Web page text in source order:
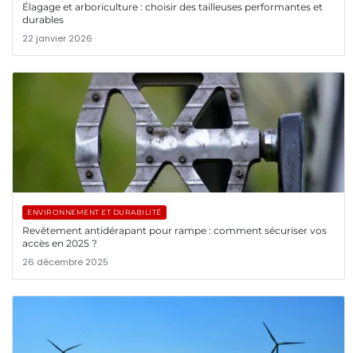
Élagage et arboriculture : choisir des tailleuses performantes et
durables
22 janvier 2026
ENVIRONNEMENT ET DURABILITÉ
Revêtement antidérapant pour rampe : comment sécuriser vos
accès en 2025 ?
26 décembre 2025